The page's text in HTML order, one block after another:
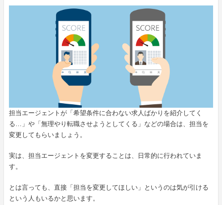
担当エージェントが「希望条件に合わない求人ばかりを紹介してく
る…」や「無理やり転職させようとしてくる」などの場合は、担当を
変更してもらいましょう。
実は、担当エージェントを変更することは、日常的に行われていま
す。
とは言っても、直接「担当を変更してほしい」というのは気が引ける
という人もいるかと思います。